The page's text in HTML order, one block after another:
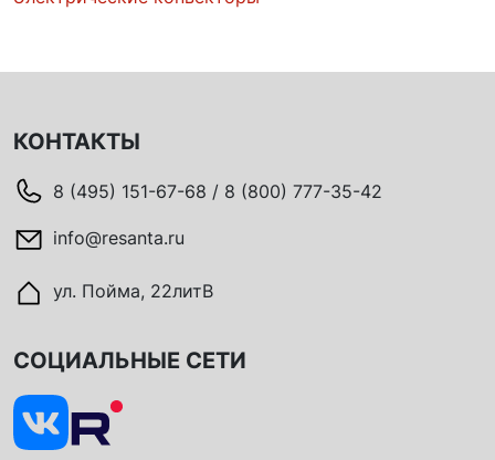
КОНТАКТЫ
8 (495) 151-67-68 / 8 (800) 777-35-42
info@resanta.ru
ул. Пойма, 22литВ
СОЦИАЛЬНЫЕ СЕТИ